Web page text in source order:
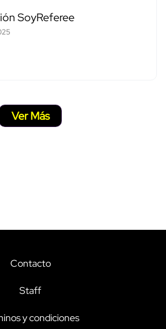
SoyReferee
Ver Más
Contacto
Staff
y condiciones